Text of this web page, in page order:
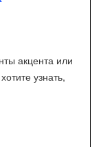
акцента или
узнать,